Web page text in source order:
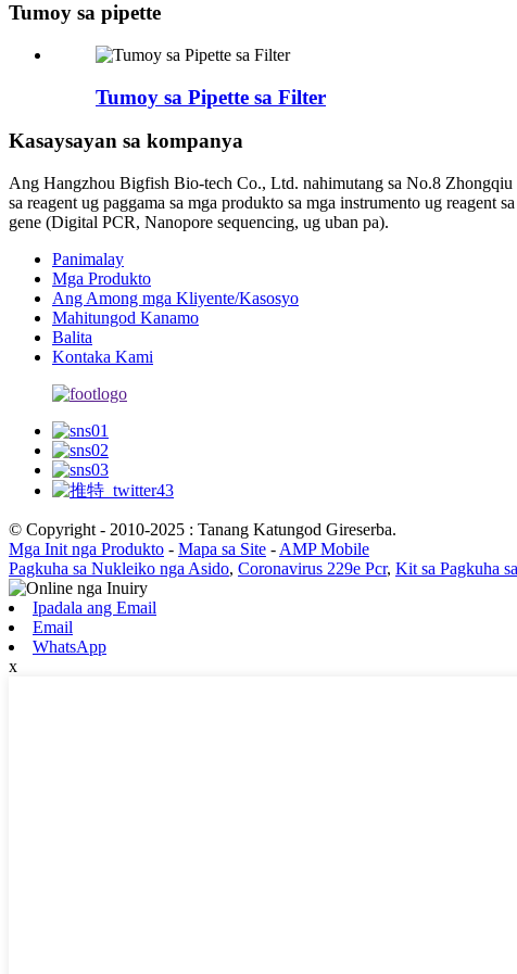
Tumoy sa pipette
Tumoy sa Pipette sa Filter
Kasaysayan sa kompanya
Ang Hangzhou Bigfish Bio-tech Co., Ltd. nahimutang sa No.8
sa reagent ug paggama sa mga produkto sa mga instrumento ug reagent
gene (Digital PCR, Nanopore sequencing, ug uban pa).
Panimalay
Mga Produkto
Ang Among mga Kliyente/Kasosyo
Mahitungod Kanamo
Balita
Kontaka Kami
© Copyright - 2010-2025 : Tanang Katungod Gireserba.
Mga Init nga Produkto - Mapa sa Site - AMP Mobile
Pagkuha sa Nukleiko nga Asido, Coronavirus 229e Pcr, Kit sa Pagkuha
Ipadala ang Email
Email
WhatsApp
x